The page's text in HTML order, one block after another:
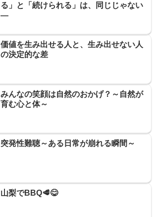
る」と「続けられる」は、同じじゃない
―
価値を生み出せる人と、生み出せない人
の決定的な差
みんなの笑顔は自然のおかげ？～自然が
育む心と体～
突発性難聴～ある日常が崩れる瞬間～
山梨でBBQ🥩😋